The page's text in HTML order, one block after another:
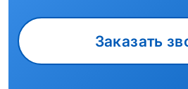
Заказать